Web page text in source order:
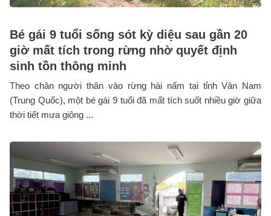
Bé gái 9 tuổi sống sót kỳ diệu sau gần 20
giờ mất tích trong rừng nhờ quyết định
sinh tồn thông minh
Theo chân người thân vào rừng hái nấm tại tỉnh Vân Nam
(Trung Quốc), một bé gái 9 tuổi đã mất tích suốt nhiều giờ giữa
thời tiết mưa giông ...